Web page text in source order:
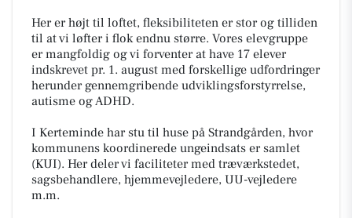
Her er højt til loftet, fleksibiliteten er stor og tilliden
til at vi løfter i flok endnu større. Vores elevgruppe
er mangfoldig og vi forventer at have 17 elever
indskrevet pr. 1. august med forskellige udfordringer
herunder gennemgribende udviklingsforstyrrelse,
autisme og ADHD.
I Kerteminde har stu til huse på Strandgården, hvor
kommunens koordinerede ungeindsats er samlet
(KUI). Her deler vi faciliteter med træværkstedet,
sagsbehandlere, hjemmevejledere, UU-vejledere
m.m.